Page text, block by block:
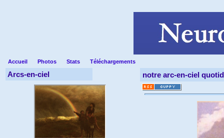
Accueil Photos Stats Téléchargements
Arcs-en-ciel notre arc-en-ciel